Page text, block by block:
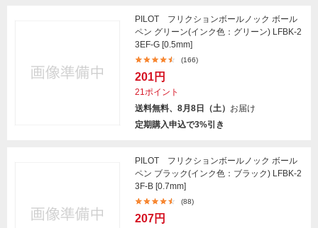
PILOT フリクションボールノック ボール
ペン グリーン(インク色：グリーン) LFBK-2
3EF-G [0.5mm]
(166)
201円
21ポイント
送料無料、8月8日（土） お届け
定期購入申込で3%引き
PILOT フリクションボールノック ボール
ペン ブラック(インク色：ブラック) LFBK-2
3F-B [0.7mm]
(88)
207円